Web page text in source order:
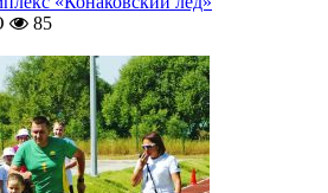
85